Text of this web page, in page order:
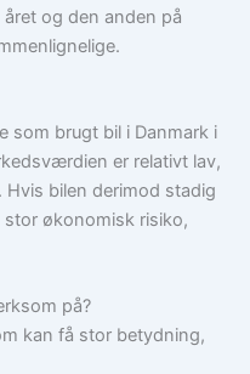
og den anden på
som brugt bil i Danmark i
er relativt lav,
bilen derimod stadig
økonomisk risiko,
på?
kan få stor betydning,